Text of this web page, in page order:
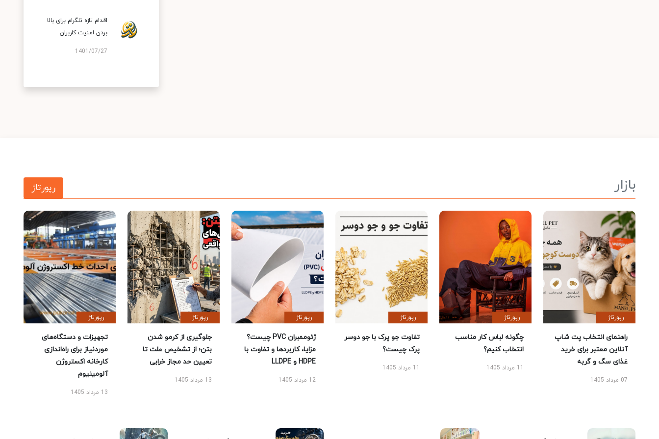
اقدام تازه تلگرام برای بالا
بردن امنیت کاربران
1401/07/27
بازار رپورتاژ
رپورتاژ
راهنمای انتخاب پت شاپ
آنلاین معتبر برای خرید
غذای سگ و گربه
07 مرداد 1405
رپورتاژ
چگونه لباس کار مناسب
انتخاب کنیم؟
11 مرداد 1405
رپورتاژ
تفاوت جو پرک با جو دوسر
پرک چیست؟
11 مرداد 1405
رپورتاژ
ژئوممبران PVC چیست؟
مزایا، کاربردها و تفاوت با
HDPE و LLDPE
12 مرداد 1405
رپورتاژ
جلوگیری از کرمو شدن
بتن؛ از تشخیص علت تا
تعیین حد مجاز خرابی
13 مرداد 1405
رپورتاژ
تجهیزات و دستگاه‌های
موردنیاز برای راه‌اندازی
کارخانه اکستروژن
آلومینیوم
13 مرداد 1405